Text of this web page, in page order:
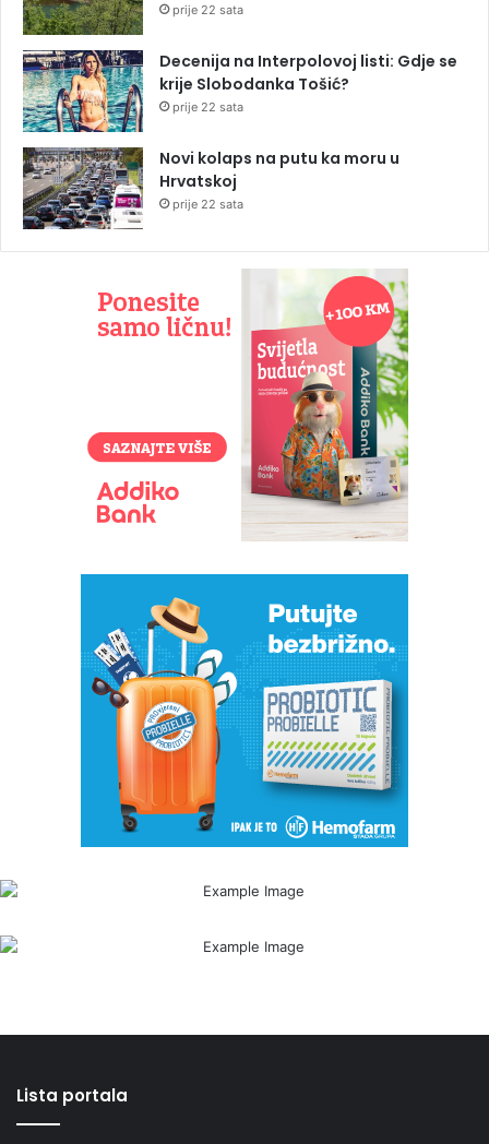
prije 22 sata
Decenija na Interpolovoj listi: Gdje se
krije Slobodanka Tošić?
prije 22 sata
Novi kolaps na putu ka moru u
Hrvatskoj
prije 22 sata
Lista portala